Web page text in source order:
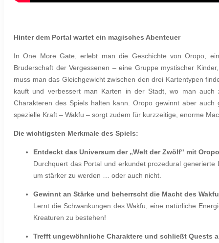
Hinter dem Portal wartet ein magisches Abenteuer
In One More Gate, erlebt man die Geschichte von Oropo,
Bruderschaft der Vergessenen – eine Gruppe mystischer
muss man das Gleichgewicht zwischen den drei Kartentypen
kauft und verbessert man Karten in der Stadt, wo man auch
Charakteren des Spiels halten kann. Oropo gewinnt aber
spezielle Kraft – Wakfu – sorgt zudem für kurzzeitige, enorme
Die wichtigsten Merkmale des Spiels:
Entdeckt das Universum der „Welt der Zwölf“ mit Oropo
Durchquert das Portal und erkundet prozedural
um stärker zu werden … oder auch nicht.
Gewinnt an Stärke und beherrscht die Macht des Wakfu
Lernt die Schwankungen des Wakfu, eine natürliche
Kreaturen zu bestehen!
Trefft ungewöhnliche Charaktere und schließt Quests